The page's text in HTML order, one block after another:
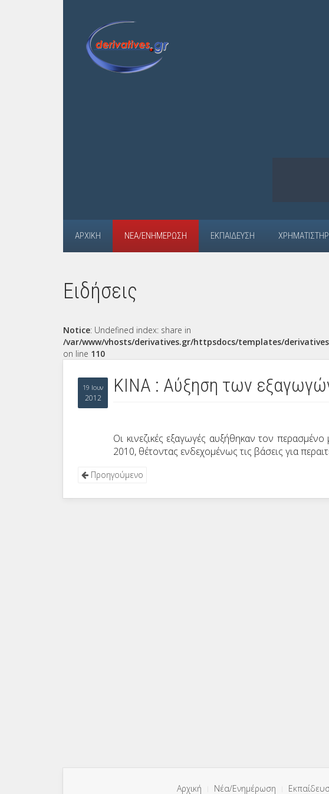
ΑΡΧΙΚΉ ΝΈΑ/ΕΝΗΜΈΡΩΣΗ ΕΚΠΑΊΔΕΥΣΗ
Ειδήσεις
Notice: Undefined index: share in
/var/www/vhosts/derivatives.gr/httpsdocs/templates/
on line 110
19 Ιουν
2012
ΚΙΝΑ : Αύξηση των
Οι κινεζικές εξαγωγές αυξήθηκαν τον
2010, θέτοντας ενδεχομένως τις βάσεις για
Προηγούμενο
Αρχική Νέα/Ενημέρωση